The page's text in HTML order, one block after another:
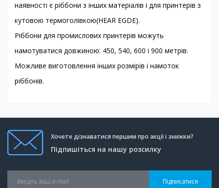
наявності є ріббони з інших матеріалів і для принтерів з
кутовою термоголівкою(HEAR EGDE).
Ріббони для промислових принтерів можуть
намотуватися довжиною: 450, 540, 600 і 900 метрів.
Можливе виготовлення інших розмірів і намоток
ріббонів.
Хочете дізнаватися першим про акції і знижки?
Підпишіться на нашу розсилку
Підписатися